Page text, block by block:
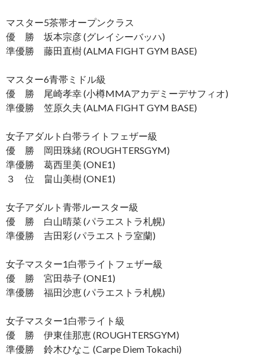
マスター5茶帯オープンクラス
優 勝 坂本宗彦 (グレイシーバッハ)
準優勝 藤田直樹 (ALMA FIGHT GYM BASE)
マスター6青帯ミドル級
優 勝 尾崎孝幸 (小樽MMAアカデミーデサフィオ)
準優勝 笠原久夫 (ALMA FIGHT GYM BASE)
女子アダルト白帯ライトフェザー級
優 勝 岡田珠緒 (ROUGHTERSGYM)
準優勝 葛西里美 (ONE1)
３ 位 畠山美樹 (ONE1)
女子アダルト青帯ルースター級
優 勝 白山晴菜 (パラエストラ札幌)
準優勝 吉田彩 (パラエストラ室蘭)
女子マスター1白帯ライトフェザー級
優 勝 宮田恭子 (ONE1)
準優勝 福田沙恵 (パラエストラ札幌)
女子マスター1白帯ライト級
優 勝 伊東佳那恵 (ROUGHTERSGYM)
準優勝 鈴木ひなこ (Carpe Diem Tokachi)